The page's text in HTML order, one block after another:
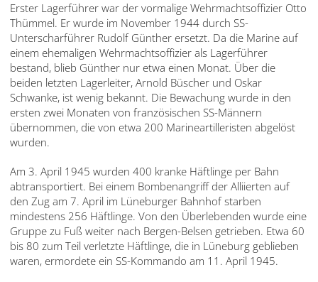
Türkçe
Yкраїнський
Русский
עברית
العربية
本
語
Erster Lagerführer war der vormalige Wehrmachtsoffizier Otto
Thümmel. Er wurde im November 1944 durch SS-
Unterscharführer Rudolf Günther ersetzt. Da die Marine auf
einem ehemaligen Wehrmachtsoffizier als Lagerführer
bestand, blieb Günther nur etwa einen Monat. Über die
beiden letzten Lagerleiter, Arnold Büscher und Oskar
Schwanke, ist wenig bekannt. Die Bewachung wurde in den
ersten zwei Monaten von französischen SS-Männern
übernommen, die von etwa 200 Marineartilleristen abgelöst
wurden.
Am 3. April 1945 wurden 400 kranke Häftlinge per Bahn
abtransportiert. Bei einem Bombenangriff der Alliierten auf
den Zug am 7. April im Lüneburger Bahnhof starben
mindestens 256 Häftlinge. Von den Überlebenden wurde eine
Gruppe zu Fuß weiter nach Bergen-Belsen getrieben. Etwa 60
bis 80 zum Teil verletzte Häftlinge, die in Lüneburg geblieben
waren, ermordete ein SS-Kommando am 11. April 1945.